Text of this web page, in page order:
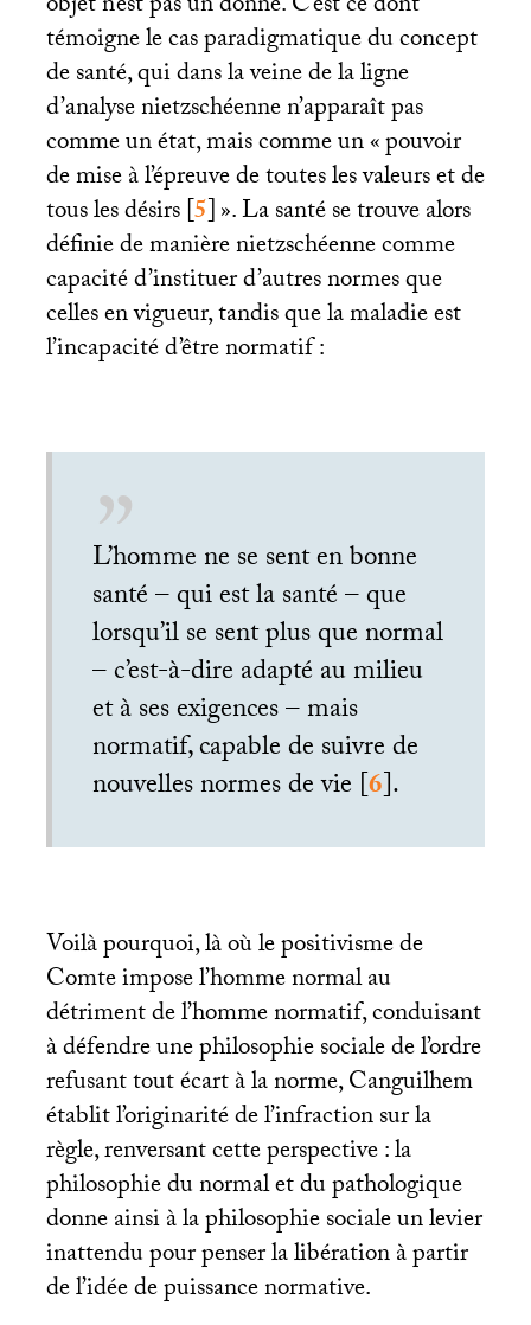
témoigne le cas paradigmatique du concept
de santé, qui dans la veine de la ligne
d’analyse nietzschéenne n’apparaît pas
comme un état, mais comme un «pouvoir
de mise à l’épreuve de toutes les valeurs et de
tous les désirs[5]». La santé se trouve alors
définie de manière nietzschéenne comme
capacité d’instituer d’autres normes que
celles en vigueur, tandis que la maladie est
l’incapacité d’être normatif :
L’homme ne se sent en bonne
santé – qui est la santé – que
lorsqu’il se sent plus que normal
– c’est-à-dire adapté au milieu
et à ses exigences – mais
normatif, capable de suivre de
nouvelles normes de vie [6].
Voilà pourquoi, là où le positivisme de
Comte impose l’homme normal au
détriment de l’homme normatif, conduisant
à défendre une philosophie sociale de l’ordre
refusant tout écart à la norme, Canguilhem
établit l’originarité de l’infraction sur la
règle, renversant cette perspective : la
philosophie du normal et du pathologique
donne ainsi à la philosophie sociale un levier
inattendu pour penser la libération à partir
de l’idée de puissance normative.